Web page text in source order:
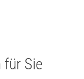
für Sie